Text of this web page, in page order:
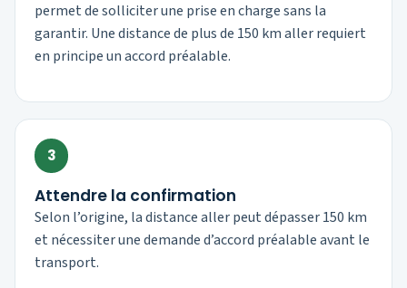
permet de solliciter une prise en charge sans la
garantir. Une distance de plus de 150 km aller requiert
en principe un accord préalable.
3
Attendre la confirmation
Selon l’origine, la distance aller peut dépasser 150 km
et nécessiter une demande d’accord préalable avant le
transport.